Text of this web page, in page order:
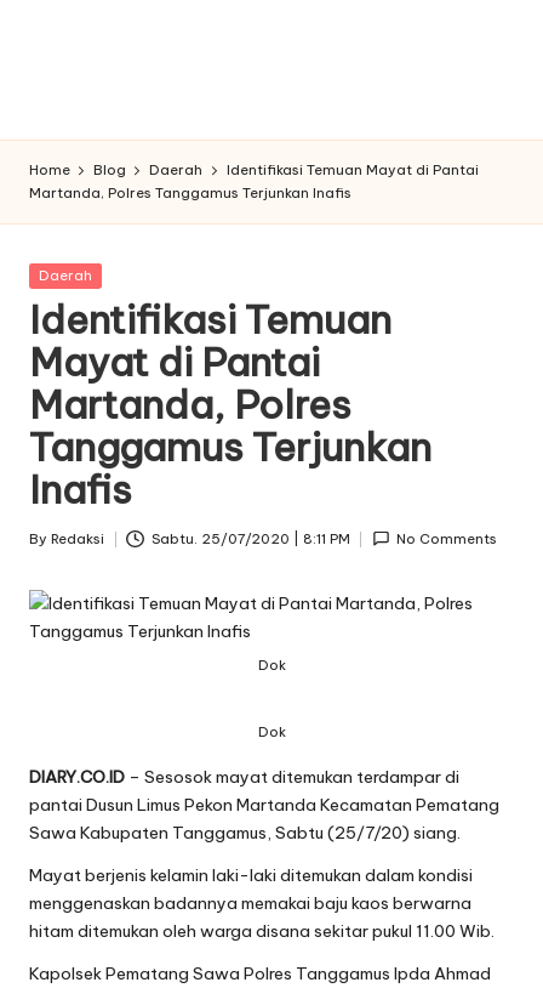
Home Blog Daerah
Identifikasi Temuan Mayat di Pantai
Martanda, Polres Tanggamus Terjunkan Inafis
Posted
Daerah
Identifikasi Temuan
Mayat di Pantai
Martanda, Polres
Tanggamus Terjunkan
Inafis
Posted
By Redaksi Sabtu. 25/07/2020 | 8:11 PM No Comments
Dok
Dok
DIARY.CO.ID – Sesosok mayat ditemukan terdampar di
pantai Dusun Limus Pekon Martanda Kecamatan Pematang
Sawa Kabupaten Tanggamus, Sabtu (25/7/20) siang.
Mayat berjenis kelamin laki-laki ditemukan dalam kondisi
menggenaskan badannya memakai baju kaos berwarna
hitam ditemukan oleh warga disana sekitar pukul 11.00 Wib.
Kapolsek Pematang Sawa Polres Tanggamus Ipda Ahmad